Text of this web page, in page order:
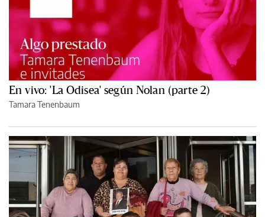
En vivo: 'La Odisea' según Nolan (parte 2)
Tamara Tenenbaum